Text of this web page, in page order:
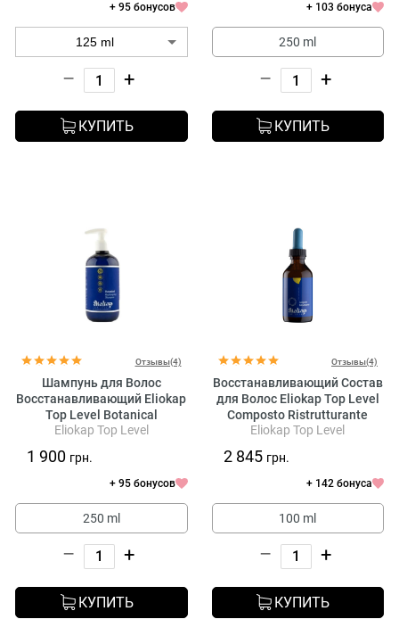
+ 95 бонусов
– +
КУПИТЬ
+ 103 бонуса
250 ml
– +
КУПИТЬ
Отзывы(4)
Шампунь для Волос
Восстанавливающий Eliokap
Top Level Botanical
Replumping Shampoo
Eliokap Top Level
1 900 грн.
+ 95 бонусов
250 ml
– +
КУПИТЬ
Отзывы(4)
Восстанавливающий Состав
для Волос Eliokap Top Level
Composto Ristrutturante
Eliokap Top Level
2 845 грн.
+ 142 бонуса
100 ml
– +
КУПИТЬ